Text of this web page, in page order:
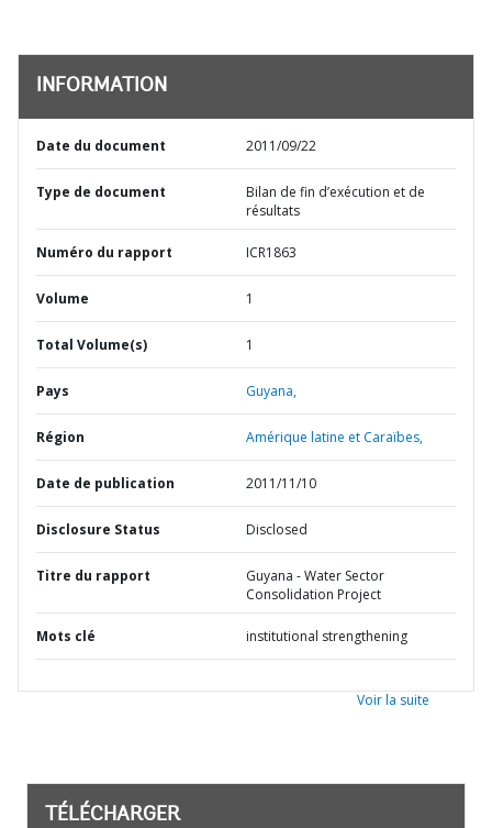
INFORMATION
Date du document 2011/09/22
Type de document
Bilan de fin d’exécution et de
résultats
Numéro du rapport ICR1863
Volume 1
Total Volume(s) 1
Pays Guyana,
Région Amérique latine et Caraïbes,
Date de publication 2011/11/10
Disclosure Status Disclosed
Titre du rapport
Guyana - Water Sector
Consolidation Project
Mots clé institutional strengthening
Voir la suite
TÉLÉCHARGER